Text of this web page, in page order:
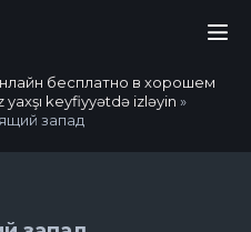
бесплатно в хорошем
keyfiyyətdə izləyin »
запад